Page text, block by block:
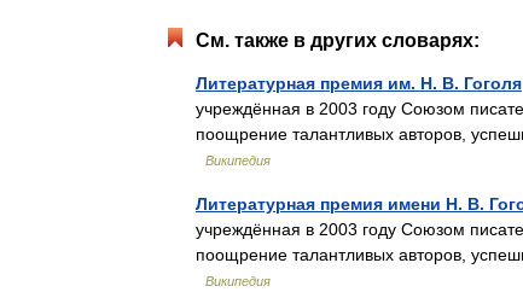
См. также в других словарях:
Литературная премия им. Н. В. Гоголя
учреждённая в 2003 году Союзом
поощрение талантливых авторов,
Википедия
Литературная премия имени Н. В.
учреждённая в 2003 году Союзом
поощрение талантливых авторов,
Википедия